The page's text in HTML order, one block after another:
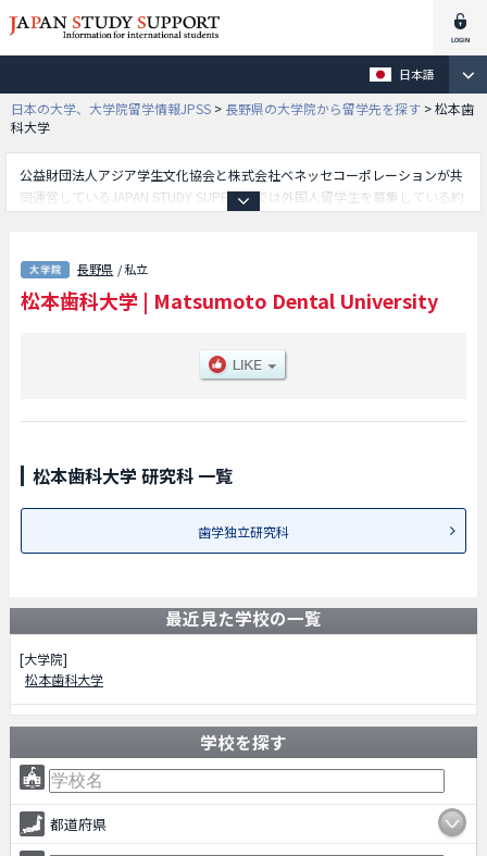
日本語
日本の大学、大学院留学情報JPSS > 長野県の大学院から留学先を探す >松本歯
科大学
公益財団法人アジア学生文化協会と株式会社ベネッセコーポレーションが共
同運営しているJAPAN STUDY SUPPORTでは外国人留学生を募集している約
等、研究科別情報や、募集定員や合格者数など入試情報、施設案内、アクセ
スなど外国人留学生に必要な情報を掲載しているので是非ご利用ください。
長野県 / 私立
松本歯科大学 | Matsumoto Dental University
松本歯科大学 研究科 一覧
歯学独立研究科
最近見た学校の一覧
[大学院]
松本歯科大学
学校を探す
都道府県